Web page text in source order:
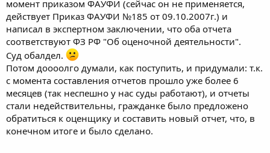
момент приказом ФАУФИ (сейчас он не применяется,
действует Приказ ФАУФИ №185 от 09.10.2007г.) и
написал в экспертном заключении, что оба отчета
соответствуют ФЗ РФ "Об оценочной деятельности".
Суд обалдел.
Потом доооолго думали, как поступить, и придумали: т.к.
с момента составления отчетов прошло уже более 6
месяцев (так неспешно у нас суды работают), и отчеты
стали недействительны, гражданке было предложено
обратиться к оценщику и составить новый отчет, что, в
конечном итоге и было сделано.